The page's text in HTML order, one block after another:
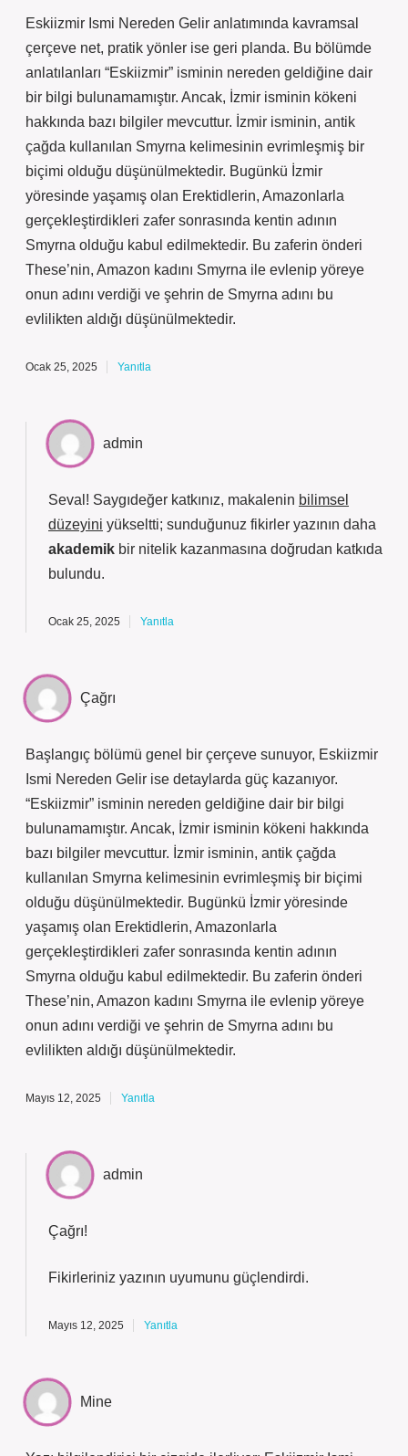
Eskiizmir Ismi Nereden Gelir anlatımında kavramsal
çerçeve net, pratik yönler ise geri planda. Bu bölümde
anlatılanları “Eskiizmir” isminin nereden geldiğine dair
bir bilgi bulunamamıştır. Ancak, İzmir isminin kökeni
hakkında bazı bilgiler mevcuttur. İzmir isminin, antik
çağda kullanılan Smyrna kelimesinin evrimleşmiş bir
biçimi olduğu düşünülmektedir. Bugünkü İzmir
yöresinde yaşamış olan Erektidlerin, Amazonlarla
gerçekleştirdikleri zafer sonrasında kentin adının
Smyrna olduğu kabul edilmektedir. Bu zaferin önderi
These’nin, Amazon kadını Smyrna ile evlenip yöreye
onun adını verdiği ve şehrin de Smyrna adını bu
evlilikten aldığı düşünülmektedir.
Ocak 25, 2025 Yanıtla
admin
Seval! Saygıdeğer katkınız, makalenin bilimsel
düzeyini yükseltti; sunduğunuz fikirler yazının daha
akademik bir nitelik kazanmasına doğrudan katkıda
bulundu.
Ocak 25, 2025 Yanıtla
Çağrı
Başlangıç bölümü genel bir çerçeve sunuyor, Eskiizmir
Ismi Nereden Gelir ise detaylarda güç kazanıyor.
“Eskiizmir” isminin nereden geldiğine dair bir bilgi
bulunamamıştır. Ancak, İzmir isminin kökeni hakkında
bazı bilgiler mevcuttur. İzmir isminin, antik çağda
kullanılan Smyrna kelimesinin evrimleşmiş bir biçimi
olduğu düşünülmektedir. Bugünkü İzmir yöresinde
yaşamış olan Erektidlerin, Amazonlarla
gerçekleştirdikleri zafer sonrasında kentin adının
Smyrna olduğu kabul edilmektedir. Bu zaferin önderi
These’nin, Amazon kadını Smyrna ile evlenip yöreye
onun adını verdiği ve şehrin de Smyrna adını bu
evlilikten aldığı düşünülmektedir.
Mayıs 12, 2025 Yanıtla
admin
Çağrı!
Fikirleriniz yazının uyumunu güçlendirdi.
Mayıs 12, 2025 Yanıtla
Mine